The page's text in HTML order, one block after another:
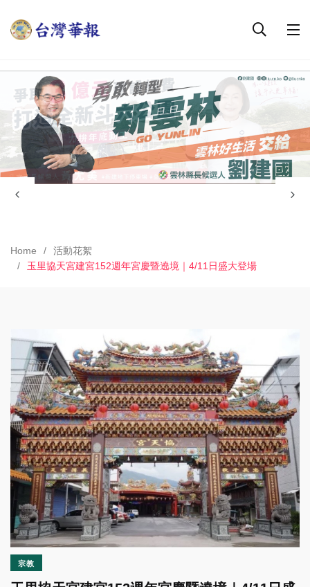
Home
活動花絮
玉里協天宮建宮152週年宮慶暨遶境｜4/11日盛大登場
宗教